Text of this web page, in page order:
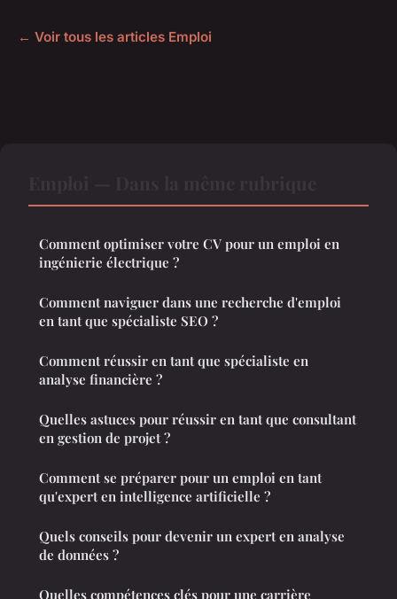
← Voir tous les articles Emploi
Comment optimiser votre CV pour un emploi en
ingénierie électrique ?
Comment naviguer dans une recherche d'emploi
en tant que spécialiste SEO ?
Comment réussir en tant que spécialiste en
analyse financière ?
Quelles astuces pour réussir en tant que consultant
en gestion de projet ?
Comment se préparer pour un emploi en tant
qu'expert en intelligence artificielle ?
Quels conseils pour devenir un expert en analyse
de données ?
Quelles compétences clés pour une carrière